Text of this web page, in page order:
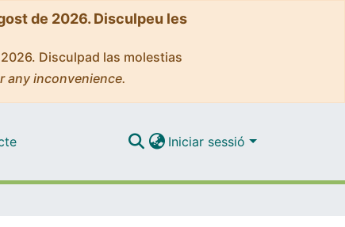
de 2026. Disculpeu les
Disculpad las molestias
any inconvenience.
Iniciar sessió